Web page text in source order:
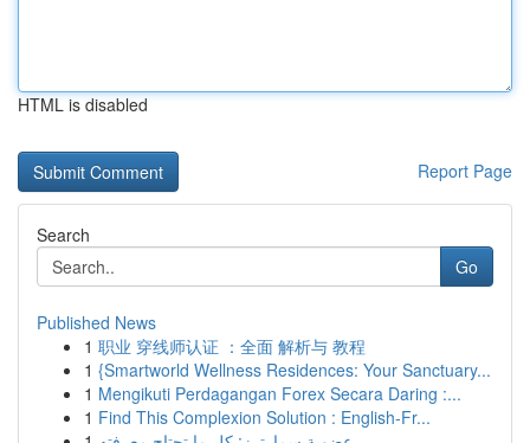
HTML is disabled
Report Page
Search
Go
Published News
1 职业 穿线师认证 ：全面 解析与 教程
1 {Smartworld Wellness Residences: Your Sanctuary...
1 Mengikuti Perdagangan Forex Secara Daring :...
1 Find This Complexion Solution : English-Fr...